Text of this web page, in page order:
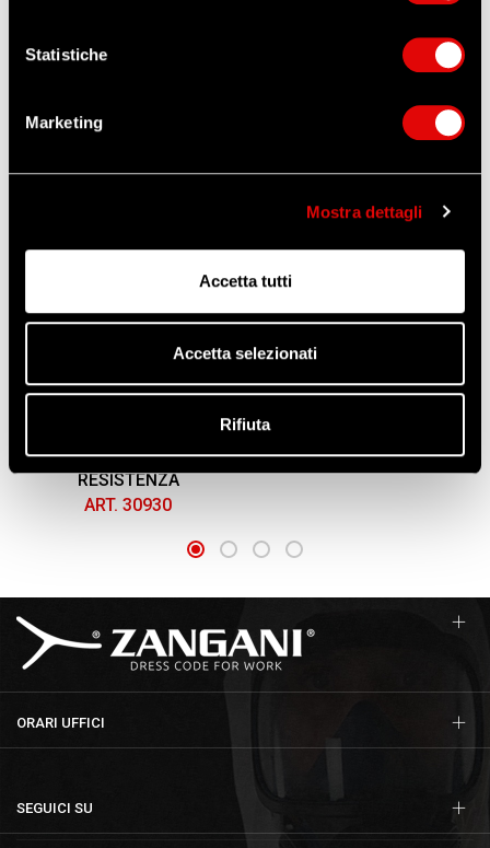
Statistiche
Marketing
Mostra dettagli
Accetta tutti
Accetta selezionati
Rifiuta
GUANTI IN FIBRA
ANTITAGLIO "CUT F",
TRASPIRANTE AD ALTA
RESISTENZA
ART. 30930
GUANTI POLIESTERE
SPALMATI IN POLIURETANO
ORARI UFFICI
SEGUICI SU